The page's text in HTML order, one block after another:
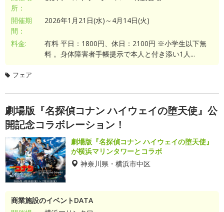
所：
開催期
間：
2026年1月21日(水)～4月14日(火)
料金:
有料 平日：1800円、休日：2100円 ※小学生以下無
料 。身体障害者手帳提示で本人と付き添い1人...
フェア
劇場版『名探偵コナン ハイウェイの堕天使』公
開記念コラボレーション！
劇場版『名探偵コナン ハイウェイの堕天使』
が横浜マリンタワーとコラボ
神奈川県・横浜市中区
商業施設のイベントDATA